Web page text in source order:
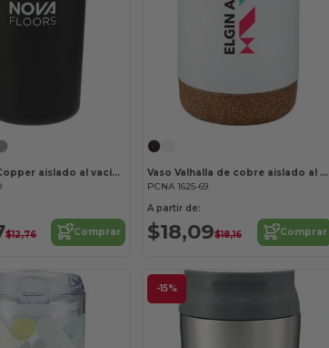
Vaso Thor Copper aislado al vacío 22oz
$12,76 Comprar
Vaso Valhalla de cobre aislado al vacío 16oz
PCNA 1625-69
A partir de:
$18,09$18,16 Comprar
-15%